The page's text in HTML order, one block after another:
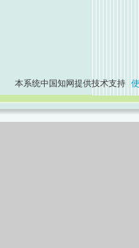
本系统中国知网提供技术支持